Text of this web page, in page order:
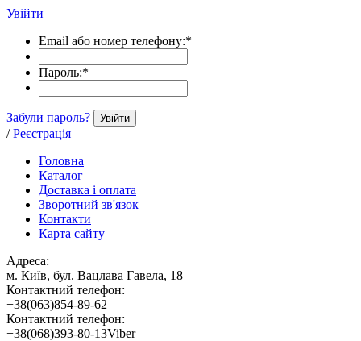
Увійти
Email або номер телефону:*
Пароль:*
Забули пароль? Увійти
/ Реєстрація
Головна
Каталог
Доставка і оплата
Зворотний зв'язок
Контакти
Карта сайту
Адреса:
м. Київ, бул. Вацлава Гавела, 18
Контактний телефон:
+38(063)854-89-62
Контактний телефон:
+38(068)393-80-13Viber